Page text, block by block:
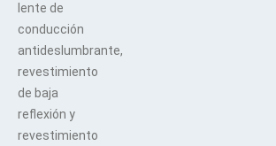
lente de
conducción
antideslumbrante,
revestimiento
de baja
reflexión y
revestimiento